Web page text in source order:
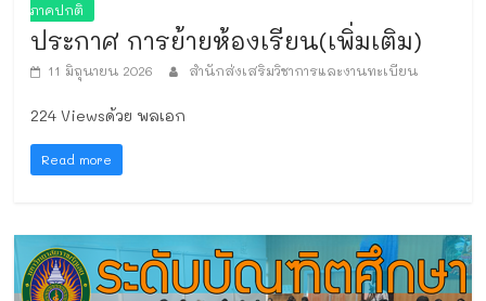
ภาคปกติ
ประกาศ การย้ายห้องเรียน(เพิ่มเติม)
11 มิถุนายน 2026 สำนักส่งเสริมวิชาการและงานทะเบียน
224 Viewsด้วย พลเอก
Read more